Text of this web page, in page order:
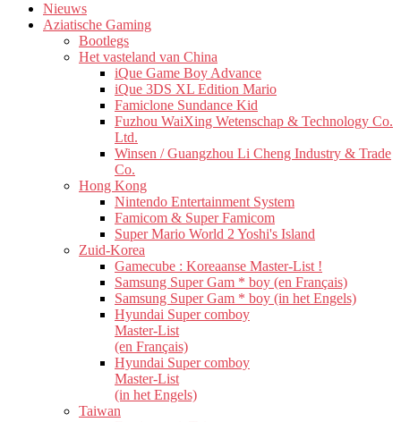
Nieuws
Aziatische Gaming
Bootlegs
Het vasteland van China
iQue Game Boy Advance
iQue 3DS XL Edition Mario
Famiclone Sundance Kid
Fuzhou WaiXing Wetenschap & Technology Co.
Ltd.
Winsen / Guangzhou Li Cheng Industry & Trade
Co.
Hong Kong
Nintendo Entertainment System
Famicom & Super Famicom
Super Mario World 2 Yoshi's Island
Zuid-Korea
Gamecube : Koreaanse Master-List !
Samsung Super Gam * boy (en Français)
Samsung Super Gam * boy (in het Engels)
Hyundai Super comboy
Master-List
(en Français)
Hyundai Super comboy
Master-List
(in het Engels)
Taiwan